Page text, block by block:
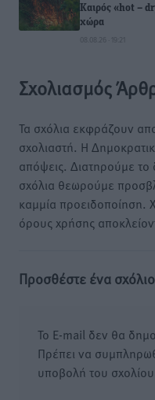
Καιρός «hot –
χώρα
08.08.26 · 19:21
Σχολιασμός
Τα σχόλια εκφράζουν
σχολιαστή. Η
απόψεις. Διατηρούμε
σχόλια θεωρούμε
καμμία προειδοποίηση.
όρους χρήσης
Προσθέστε ένα σχόλιο
Το E-mail δεν θα
Πρέπει να
υποβολή του